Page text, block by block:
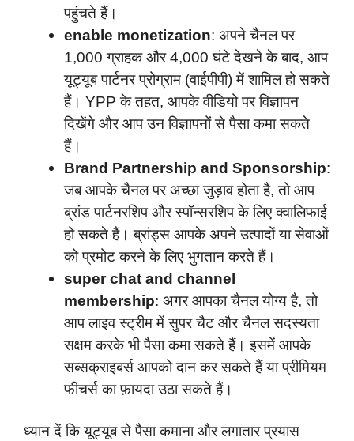
पहुंचते हैं।
enable monetization: अपने चैनल पर
1,000 ग्राहक और 4,000 घंटे देखने के बाद, आप
यूट्यूब पार्टनर प्रोग्राम (वाईपीपी) में शामिल हो सकते
हैं। YPP के तहत, आपके वीडियो पर विज्ञापन
दिखेंगे और आप उन विज्ञापनों से पैसा कमा सकते
हैं।
Brand Partnership and Sponsorship:
जब आपके चैनल पर अच्छा जुड़ाव होता है, तो आप
ब्रांड पार्टनरशिप और स्पॉन्सरशिप के लिए क्वालिफाई
हो सकते हैं। ब्रांड्स आपके अपने उत्पादों या सेवाओं
को प्रमोट करने के लिए भुगतान करते हैं।
super chat and channel
membership: अगर आपका चैनल योग्य है, तो
आप लाइव स्ट्रीम में सुपर चैट और चैनल सदस्यता
सक्षम करके भी पैसा कमा सकते हैं। इसमें आपके
सब्सक्राइबर्स आपको दान कर सकते हैं या प्रीमियम
फीचर्स का फ़ायदा उठा सकते हैं।
ध्यान दें कि यूट्यूब से पैसा कमाना और लगातार प्रयास